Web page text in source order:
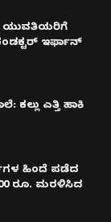
ಯುವತಿಯರಿಗೆ
ಇರ್ಫಾನ್
ಕಲ್ಲು ಎತ್ತಿ ಹಾಕಿ
ಹಿಂದೆ ಪಡೆದ
ರೂ. ಮರಳಿಸಿದ